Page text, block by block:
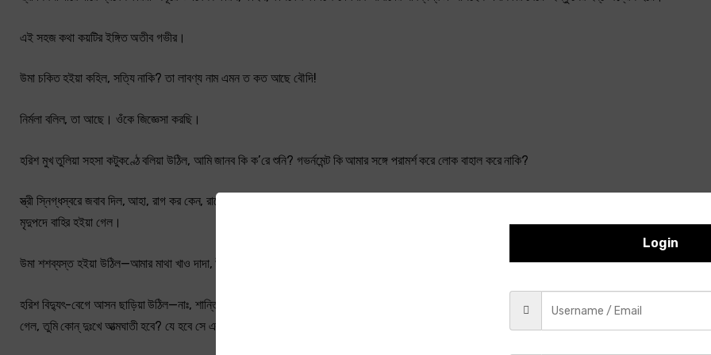
এই সহজ কথা কয়টির ইঙ্গিত অতীব গভীর।
উমা চকিত হইয়া কহিল, সত্যি নাকি? তা লাবণ্য নাম এমন ত কত আছে বৌদি!
নির্মলা বলিল, তা আছে। ওঁকে জিজ্ঞেসা করছি।
হরিশ মুখ তুলিয়া সহসা কটুকণ্ঠে বলিয়া উঠিল, আমি জানব কি ক’রে শুনি? গভর্নমেন্ট কি আমার সঙ্গে পরামর্শ করে লোক বাহাল করে নাকি?
স্ত্রী স্নিগ্ধস্বরে জবাব দিল, আহা, রাগ কর কেন, রাগের কথা ত বলিনি। তোমার তদবির তাগাদায় যদি কারও উপকার হয়ে থাকে সে ত আহ্লাদের কথা। এই বলিয়া যেমন আসিয়াছিল,
মৃদুপদে বাহির হইয়া গেল।
উমা শশব্যস্ত হইয়া উঠিল—আমার মাথা খাও দাদা, উঠো না—উঠো না—
হরিশ বিদ্যুৎ-বেগে আসন ছাড়িয়া উঠিল—নাঃ, শান্তিতে একমুঠো খাবারও জো নেই। উঃ! আত্মঘাতী না হলে আর—, বলিতে বলিতে দ্রুতবেগে বাহির হইয়া গেল। যাবার পথে স্ত্রীর মধুর
গেল, তুমি কোন্‌ দুঃখে আত্মঘাতী হবে? যে হবে সে একদিন জগৎ দেখবে।
Login